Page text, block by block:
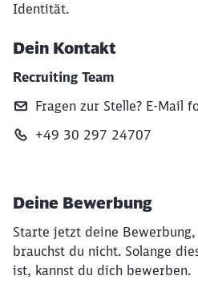
Identität.
Dein Kontakt
Recruiting Team
Fragen zur Stelle? E‑Mail
+49 30 297 24707
Deine Bewerbung
Starte jetzt deine
brauchst du nicht. Solange
ist, kannst du dich bewerben.